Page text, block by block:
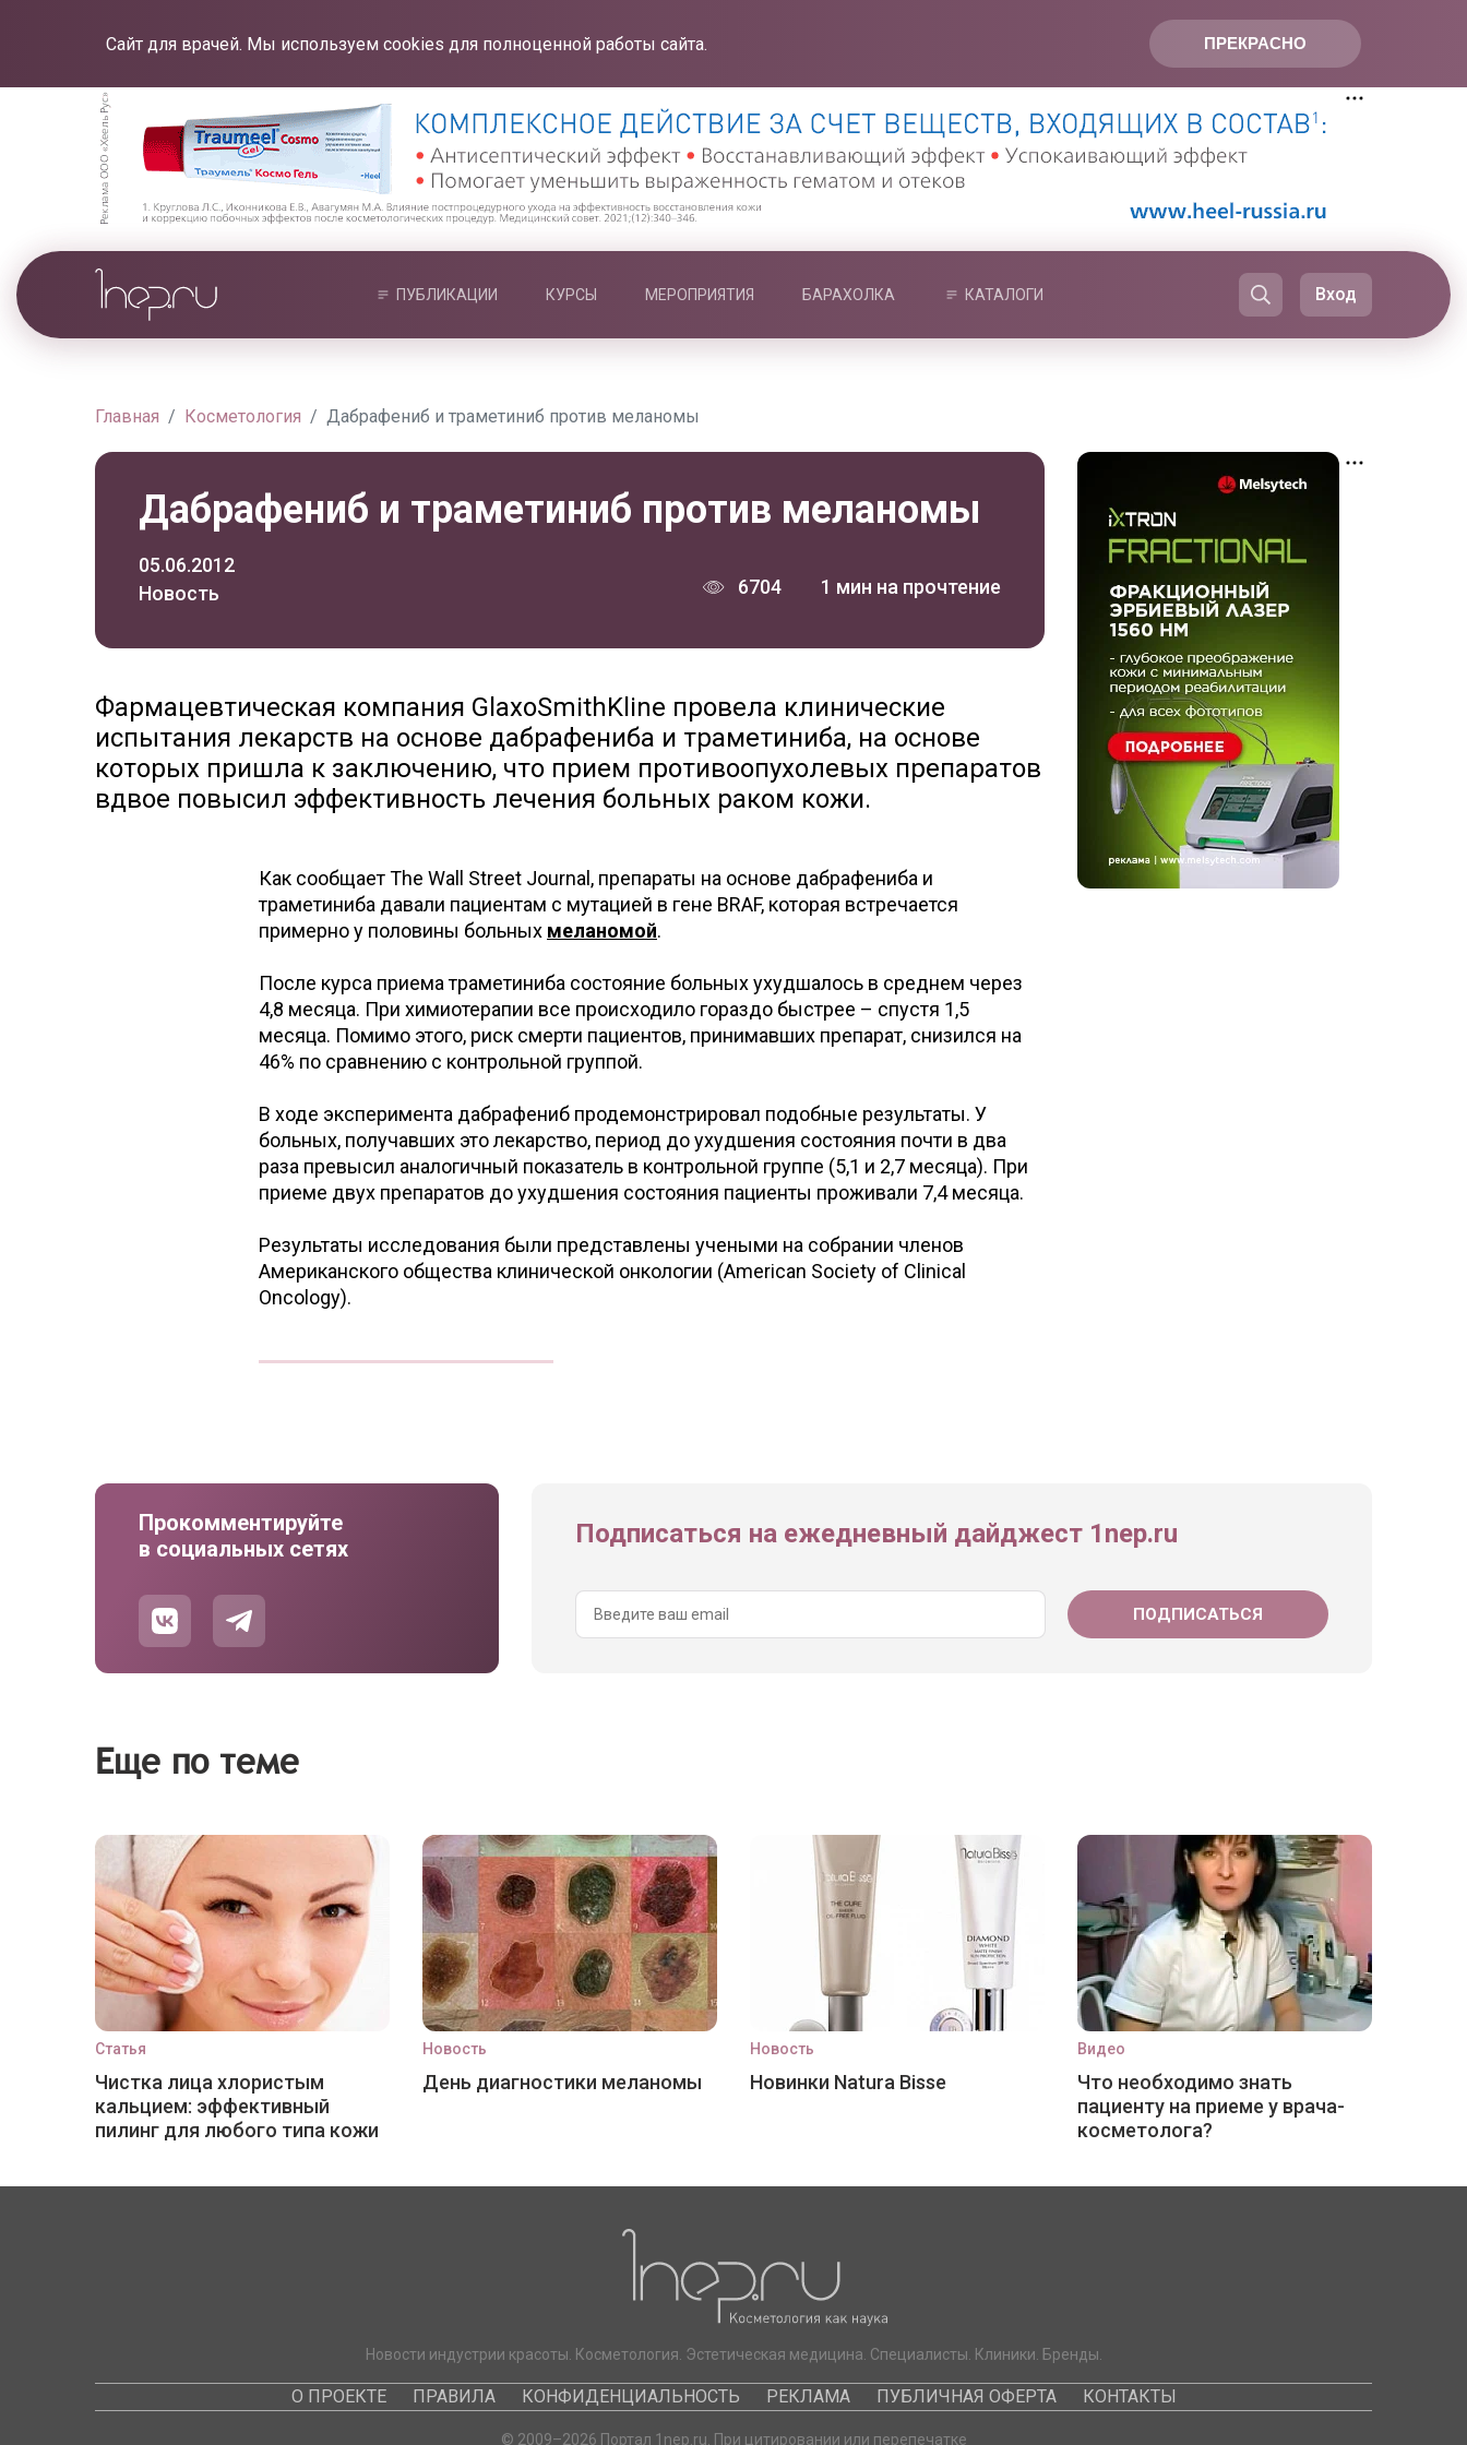
ПРЕКРАСНО
Сайт для врачей. Мы используем cookies для полноценной работы сайта.
ПУБЛИКАЦИИ КУРСЫ МЕРОПРИЯТИЯ БАРАХОЛКА КАТАЛОГИ Вход
Главная Косметология Дабрафениб и траметиниб против меланомы
Дабрафениб и траметиниб против меланомы
05.06.2012
Новость
6704 1 мин на прочтение
Фармацевтическая компания GlaxoSmithKline провела клинические
испытания лекарств на основе дабрафениба и траметиниба, на основе
которых пришла к заключению, что прием противоопухолевых препаратов
вдвое повысил эффективность лечения больных раком кожи.
Как сообщает The Wall Street Journal, препараты на основе дабрафениба и
траметиниба давали пациентам с мутацией в гене BRAF, которая встречается
примерно у половины больных меланомой.
После курса приема траметиниба состояние больных ухудшалось в среднем через
4,8 месяца. При химиотерапии все происходило гораздо быстрее – спустя 1,5
месяца. Помимо этого, риск смерти пациентов, принимавших препарат, снизился на
46% по сравнению с контрольной группой.
В ходе эксперимента дабрафениб продемонстрировал подобные результаты. У
больных, получавших это лекарство, период до ухудшения состояния почти в два
раза превысил аналогичный показатель в контрольной группе (5,1 и 2,7 месяца). При
приеме двух препаратов до ухудшения состояния пациенты проживали 7,4 месяца.
Результаты исследования были представлены учеными на собрании членов
Американского общества клинической онкологии (American Society of Clinical
Oncology).
Прокомментируйте
в социальных сетях
Подписаться на ежедневный дайджест 1nep.ru
Еще по теме
Статья
Чистка лица хлористым
кальцием: эффективный
пилинг для любого типа кожи
Новость
День диагностики меланомы
Новость
Новинки Natura Bisse
Видео
Что необходимо знать
пациенту на приеме у врача-
косметолога?
Новости индустрии красоты. Косметология. Эстетическая медицина. Специалисты. Клиники. Бренды.
О ПРОЕКТЕ ПРАВИЛА КОНФИДЕНЦИАЛЬНОСТЬ РЕКЛАМА ПУБЛИЧНАЯ ОФЕРТА КОНТАКТЫ
© 2009–2026 Портал 1nep.ru. При цитировании или перепечатке